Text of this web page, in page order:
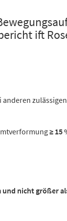
ift
anderen
≥ 15
nicht größer